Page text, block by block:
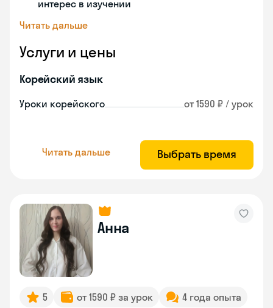
интерес в изучении
Читать дальше
Услуги и цены
Корейский язык
Уроки корейского от 1590 ₽ / урок
Читать дальше Выбрать время
Анна
5 от 1590 ₽ за урок 4 года опыта